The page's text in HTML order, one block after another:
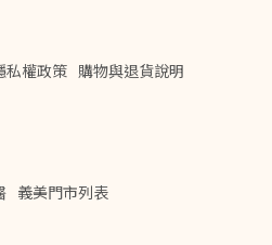
私權政策 購物與退貨說明
義美門市列表